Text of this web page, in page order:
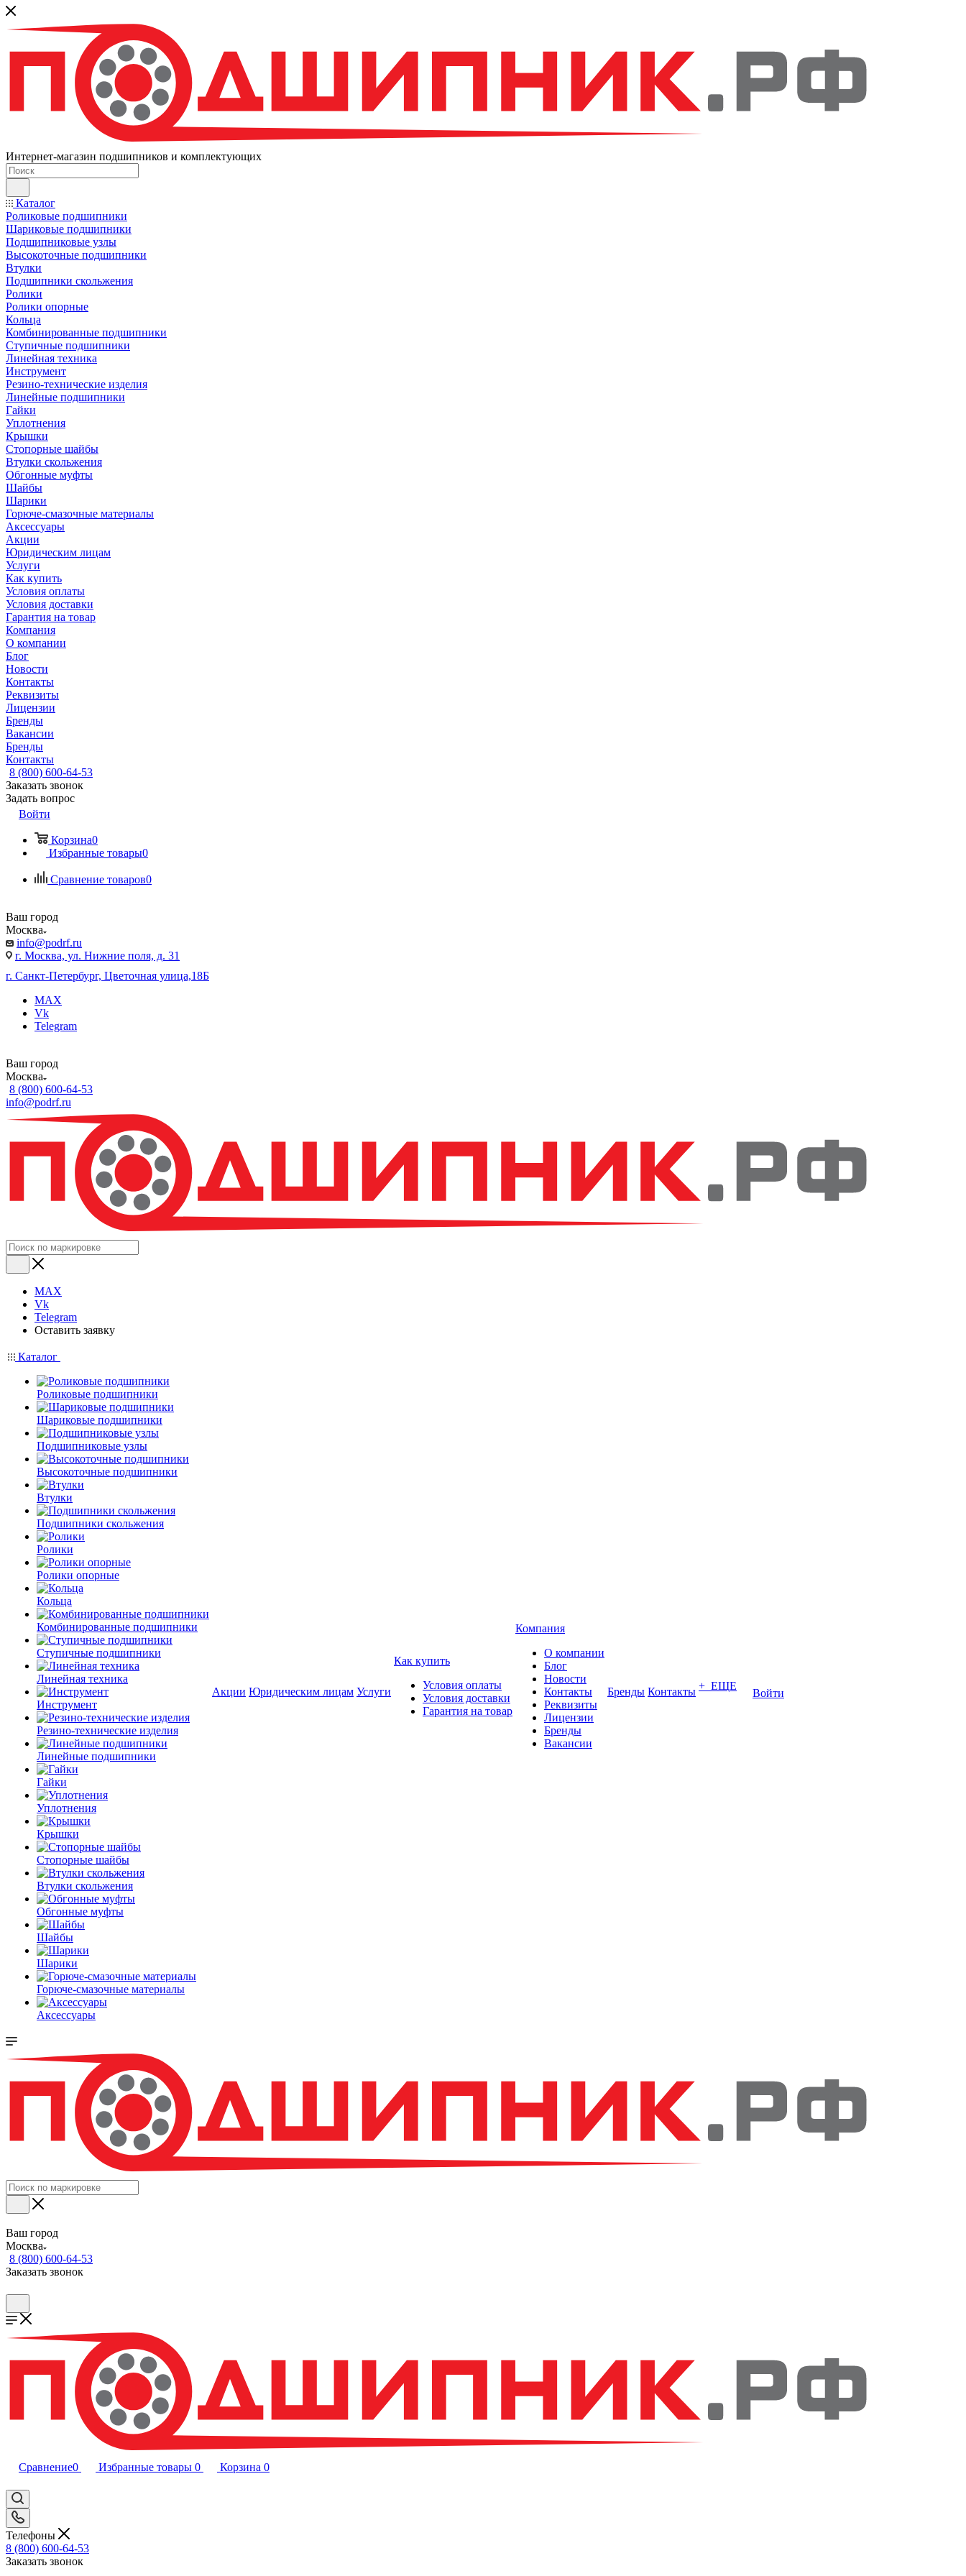
Интернет-магазин подшипников и комплектующих
Каталог
Роликовые подшипники
Шариковые подшипники
Подшипниковые узлы
Высокоточные подшипники
Втулки
Подшипники скольжения
Ролики
Ролики опорные
Кольца
Комбинированные подшипники
Ступичные подшипники
Линейная техника
Инструмент
Резино-технические изделия
Линейные подшипники
Гайки
Уплотнения
Крышки
Стопорные шайбы
Втулки скольжения
Обгонные муфты
Шайбы
Шарики
Горюче-смазочные материалы
Аксессуары
Акции
Юридическим лицам
Услуги
Как купить
Условия оплаты
Условия доставки
Гарантия на товар
Компания
О компании
Блог
Новости
Контакты
Реквизиты
Лицензии
Бренды
Вакансии
Бренды
Контакты
8 (800) 600-64-53
Заказать звонок
Задать вопрос
Войти
Корзина0
Избранные товары0
Сравнение товаров0
Ваш город
Москва
info@podrf.ru
г. Москва, ул. Нижние поля, д. 31
г. Санкт-Петербург, Цветочная улица,18Б
MAX
Vk
Telegram
Ваш город
Москва
8 (800) 600-64-53
info@podrf.ru
MAX
Vk
Telegram
Оставить заявку
Каталог
Роликовые подшипники
Шариковые подшипники
Подшипниковые узлы
Высокоточные подшипники
Втулки
Подшипники скольжения
Ролики
Ролики опорные
Кольца
Комбинированные подшипники
Ступичные подшипники
Линейная техника
Инструмент
Резино-технические изделия
Линейные подшипники
Гайки
Уплотнения
Крышки
Стопорные шайбы
Втулки скольжения
Обгонные муфты
Шайбы
Шарики
Горюче-смазочные материалы
Аксессуары
Акции Юридическим лицам Услуги
Как купить
Условия оплаты
Условия доставки
Гарантия на товар
Компания
О компании
Блог
Новости
Контакты
Реквизиты
Лицензии
Бренды
Вакансии
Бренды Контакты + ЕЩЕ
Войти
Ваш город
Москва
8 (800) 600-64-53
Заказать звонок
Сравнение0 Избранные товары 0 Корзина 0
Телефоны
8 (800) 600-64-53
Заказать звонок